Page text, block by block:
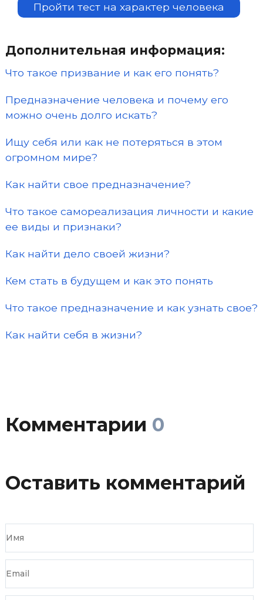
Пройти тест на характер человека
Дополнительная информация:
Что такое призвание и как его понять?
Предназначение человека и почему его
можно очень долго искать?
Ищу себя или как не потеряться в этом
огромном мире?
Как найти свое предназначение?
Что такое самореализация личности и какие
ее виды и признаки?
Как найти дело своей жизни?
Кем стать в будущем и как это понять
Что такое предназначение и как узнать свое?
Как найти себя в жизни?
Комментарии 0
Оставить комментарий